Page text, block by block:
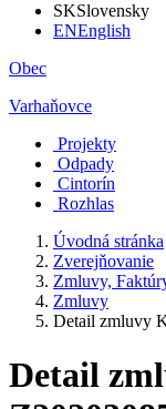
SKSlovensky
ENEnglish
Obec
Varhaňovce
Projekty
Odpady
Cintorín
Rozhlas
Úvodná stránka
Zverejňovanie
Zmluvy,
Zmluvy
Detail zmluvy
Detail